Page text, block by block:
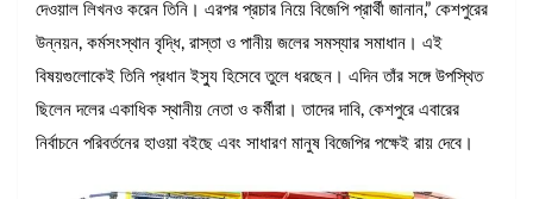
দেওয়াল লিখনও করেন তিনি। এরপর প্রচার নিয়ে বিজেপি প্রার্থী জানান,” কেশপুরের
উন্নয়ন, কর্মসংস্থান বৃদ্ধি, রাস্তা ও পানীয় জলের সমস্যার সমাধান। এই
বিষয়গুলোকেই তিনি প্রধান ইস্যু হিসেবে তুলে ধরছেন। এদিন তাঁর সঙ্গে উপস্থিত
ছিলেন দলের একাধিক স্থানীয় নেতা ও কর্মীরা। তাদের দাবি, কেশপুরে এবারের
নির্বাচনে পরিবর্তনের হাওয়া বইছে এবং সাধারণ মানুষ বিজেপির পক্ষেই রায় দেবে।